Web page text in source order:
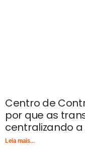
Centro de
por que as
centralizando
Leia mais...